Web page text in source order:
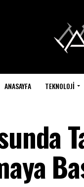
ANASAYFA TEKNOLOJI